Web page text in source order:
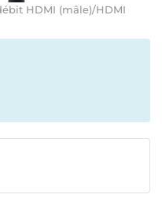
HDMI (mâle)/HDMI